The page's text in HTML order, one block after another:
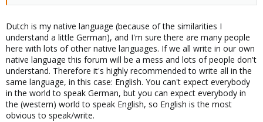
Dutch is my native language (because of the similarities I
understand a little German), and I'm sure there are many people
here with lots of other native languages. If we all write in our own
native language this forum will be a mess and lots of people don't
understand. Therefore it's highly recommended to write all in the
same language, in this case: English. You can't expect everybody
in the world to speak German, but you can expect everybody in
the (western) world to speak English, so English is the most
obvious to speak/write.